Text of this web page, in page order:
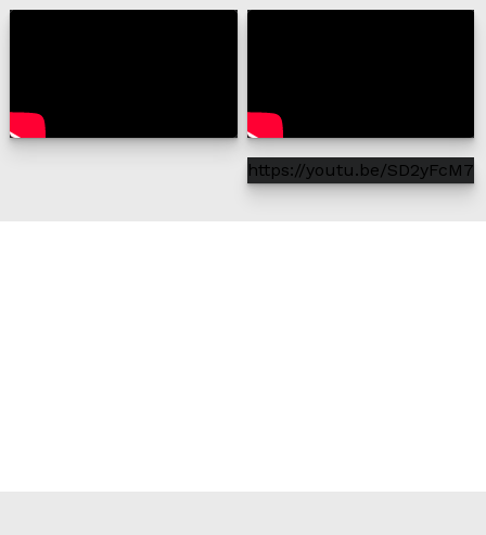
https://youtu.be/